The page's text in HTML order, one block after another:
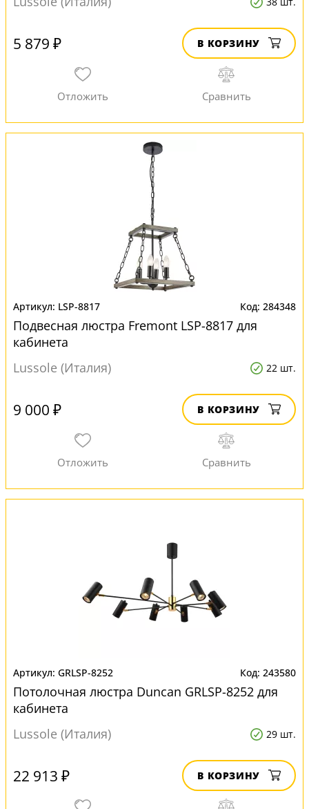
5 879 ₽ В КОРЗИНУ
LSP-8817 284348
Подвесная люстра Fremont LSP-8817 для
кабинета
Lussole (Италия)
22 шт.
9 000 ₽ В КОРЗИНУ
GRLSP-8252 243580
Потолочная люстра Duncan GRLSP-8252 для
кабинета
Lussole (Италия)
29 шт.
22 913 ₽ В КОРЗИНУ